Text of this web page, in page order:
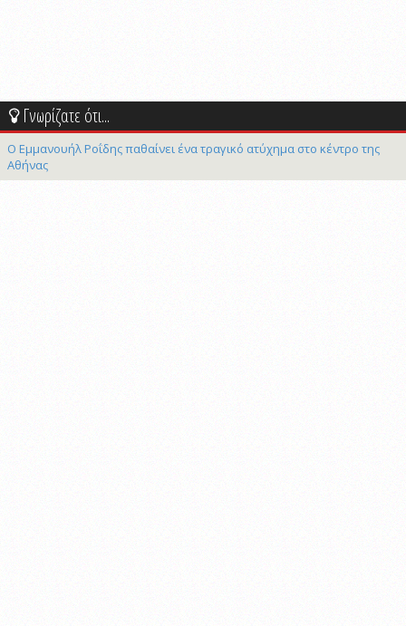
Γνωρίζατε ότι...
Ο Εμμανουήλ Ροΐδης παθαίνει ένα τραγικό ατύχημα στο κέντρο της
Αθήνας